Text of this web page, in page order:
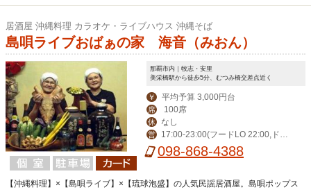
居酒屋 沖縄料理 カラオケ・ライブハウス 沖縄そば
島唄ライブおばぁの家 海音（みおん）
那覇市内｜牧志・安里
美栄橋駅から徒歩5分、むつみ橋交差点近く
￥ 平均予算 3,000円台
席 100席
休 なし
営
17:00-23:00(フードLO 22:00,ドリ
ンクLO 22:30)※夏季は30分延長
098-868-4388
【沖縄料理】×【島唄ライブ】×【琉球泡盛】の人気民謡居酒屋。島唄ポップス